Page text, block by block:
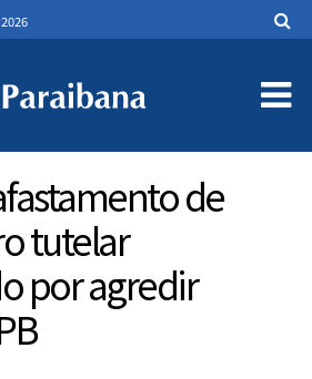
de
tutelar
por agredir